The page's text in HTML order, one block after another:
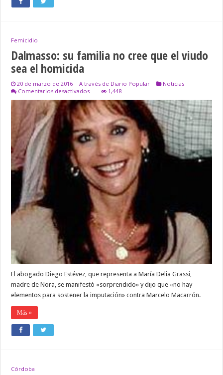
Femicidio
Dalmasso: su familia no cree que el viudo
sea el homicida
20 de marzo de 2016 A través de Diario Popular
Noticias
Comentarios desactivadosen
su
familia
no
cree
que
el
viudo
sea
el
homicida
1,448
El abogado Diego Estévez, que representa a María Delia Grassi,
madre de Nora, se manifestó «sorprendido» y dijo que «no hay
elementos para sostener la imputación» contra Marcelo Macarrón.
Más »
Córdoba